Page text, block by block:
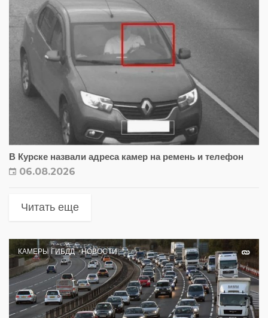
В Курске назвали адреса камер на ремень и телефон
06.08.2026
Читать еще
КАМЕРЫ ГИБДД НОВОСТИ